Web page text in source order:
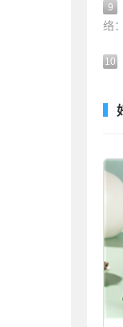
9
络
10